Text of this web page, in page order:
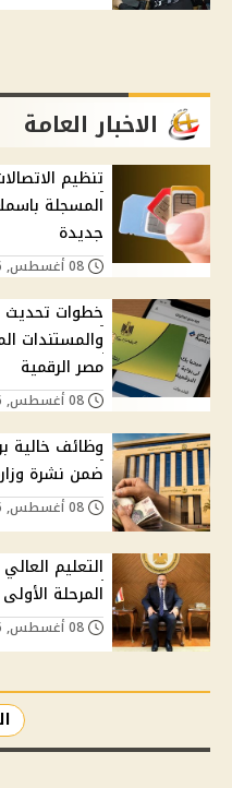
الاخبار العامة
تنظيم
جديدة
والمستندات
مصر الرقمية
ضمن نشرة
التعليم
المرحلة